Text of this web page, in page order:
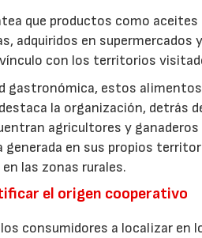
que productos como
adquiridos en
con los territorios
gastronómica, estos
la organización, detrás
agricultores y
generada en sus propios
las zonas rurales.
el origen cooperativo
consumidores a localizar